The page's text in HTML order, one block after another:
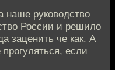
наше руководство
России и решило
заценить че как. А
если